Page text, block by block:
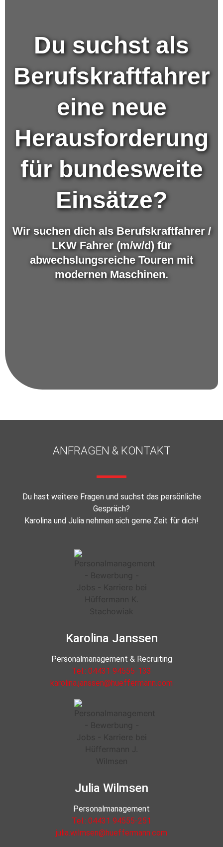
Du suchst als
Berufskraftfahrer
eine neue
Herausforderung
für bundesweite
Einsätze?
Wir suchen dich als Berufskraftfahrer /
LKW Fahrer (m/w/d) für
abwechslungsreiche Touren mit
modernen Maschinen.
ANFRAGEN & KONTAKT
Du hast weitere Fragen und suchst das persönliche
Gespräch?
Karolina und Julia nehmen sich gerne Zeit für dich!
Karolina Janssen
Personalmanagement & Recruiting
Tel.: 04431 94555-133
karolina.janssen@hueffermann.com
Julia Wilmsen
Personalmanagement
Tel.: 04431 94555-251
julia.wilmsen@hueffermann.com